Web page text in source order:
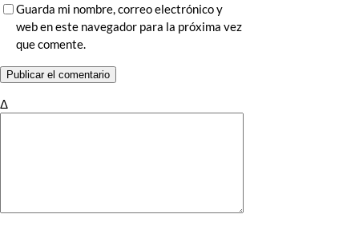
Guarda mi nombre, correo electrónico y
web en este navegador para la próxima vez
que comente.
Δ